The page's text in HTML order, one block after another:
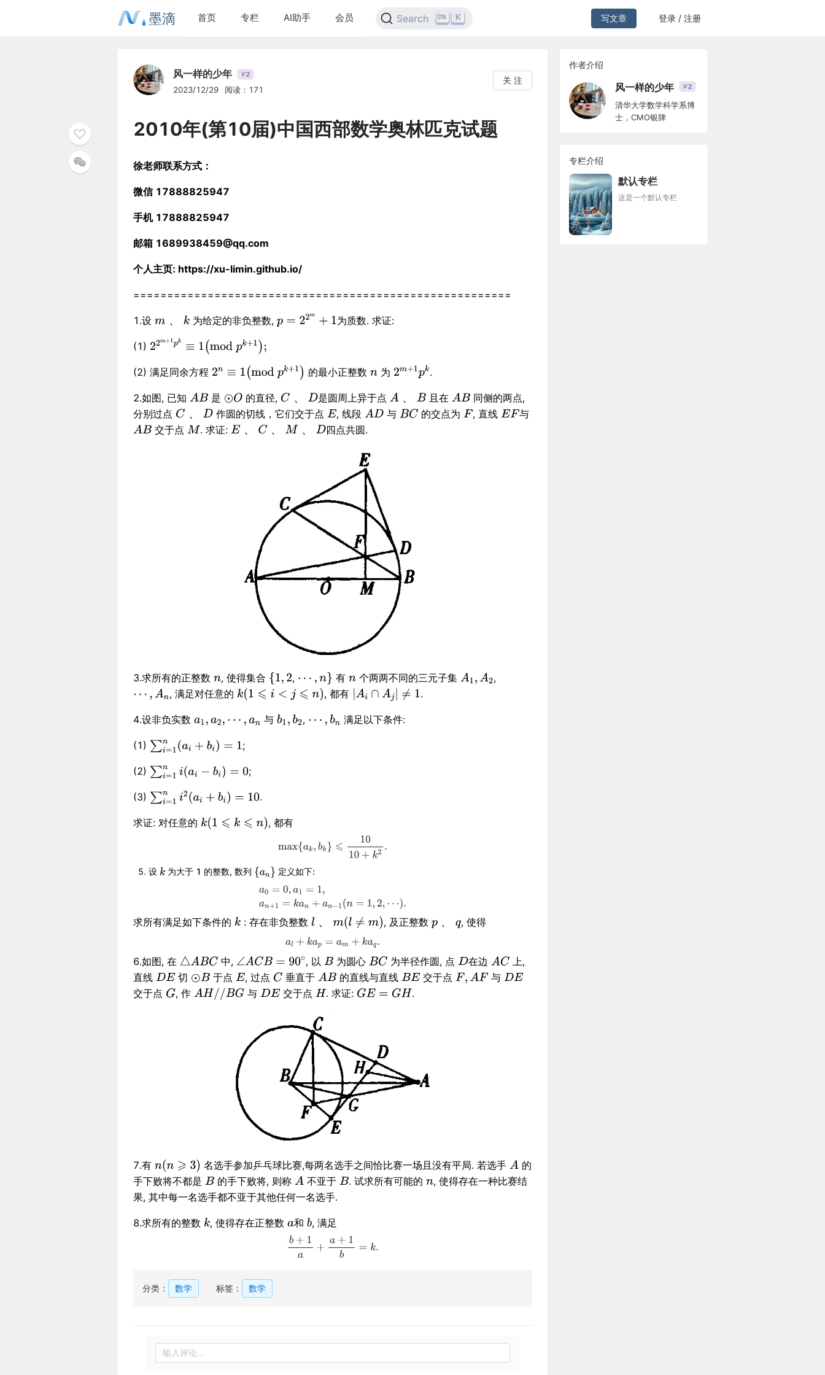
墨滴 首页 专栏 AI助手 会员 Search K 写文章 登录 / 注册
风一样的少年 V2
2023/12/29 阅读：171
关 注
2010年(第10届)中国西部数学奥林匹克试题
徐老师联系方式：
微信 17888825947
手机 17888825947
邮箱 1689938459@qq.com
个人主页: https://xu-limin.github.io/
========================================================
1.设 、 为给定的非负整数, 为质数. 求证:
(1)
(2) 满足同余方程 的最小正整数 为 .
2.如图, 已知 是 的直径, 、 是圆周上异于点 、 且在
同侧的两点,
分别过点
、 作圆的切线，它们交于点 , 线段 与 的交点为 , 直线
与
交于点
. 求证: 、 、 、 四点共圆.
3.求所有的正整数 , 使得集合 , 有 个两两不同的三元子集
,
, 满足对任意的
, 都有 .
4.设非负实数 与 , 满足以下条件:
(1) ;
(2) ;
(3) .
求证: 对任意的 , 都有
设 为大于 1 的整数, 数列 定义如下:
求所有满足如下条件的 : 存在非负整数 、 , 及正整数 、 , 使得
6.如图, 在 中, , 以 为圆心 为半径作圆, 点 在边
上,
直线
切 于点 , 过点 垂直于 的直线与直线 交于点
与
交于点
, 作 与 交于点 . 求证: .
7.有 名选手参加乒乓球比赛,每两名选手之间恰比赛一场且没有平局. 若选手
的
手下败将不都是
的手下败将, 则称 不亚于 . 试求所有可能的
, 使得存在一种比赛结
果, 其中每一名选手都不亚于其他任何一名选手.
8.求所有的整数 , 使得存在正整数 和 , 满足
分类： 数学 标签： 数学
作者介绍
风一样的少年 V2
清华大学数学科学系博
士，CMO银牌
专栏介绍
默认专栏
这是一个默认专栏